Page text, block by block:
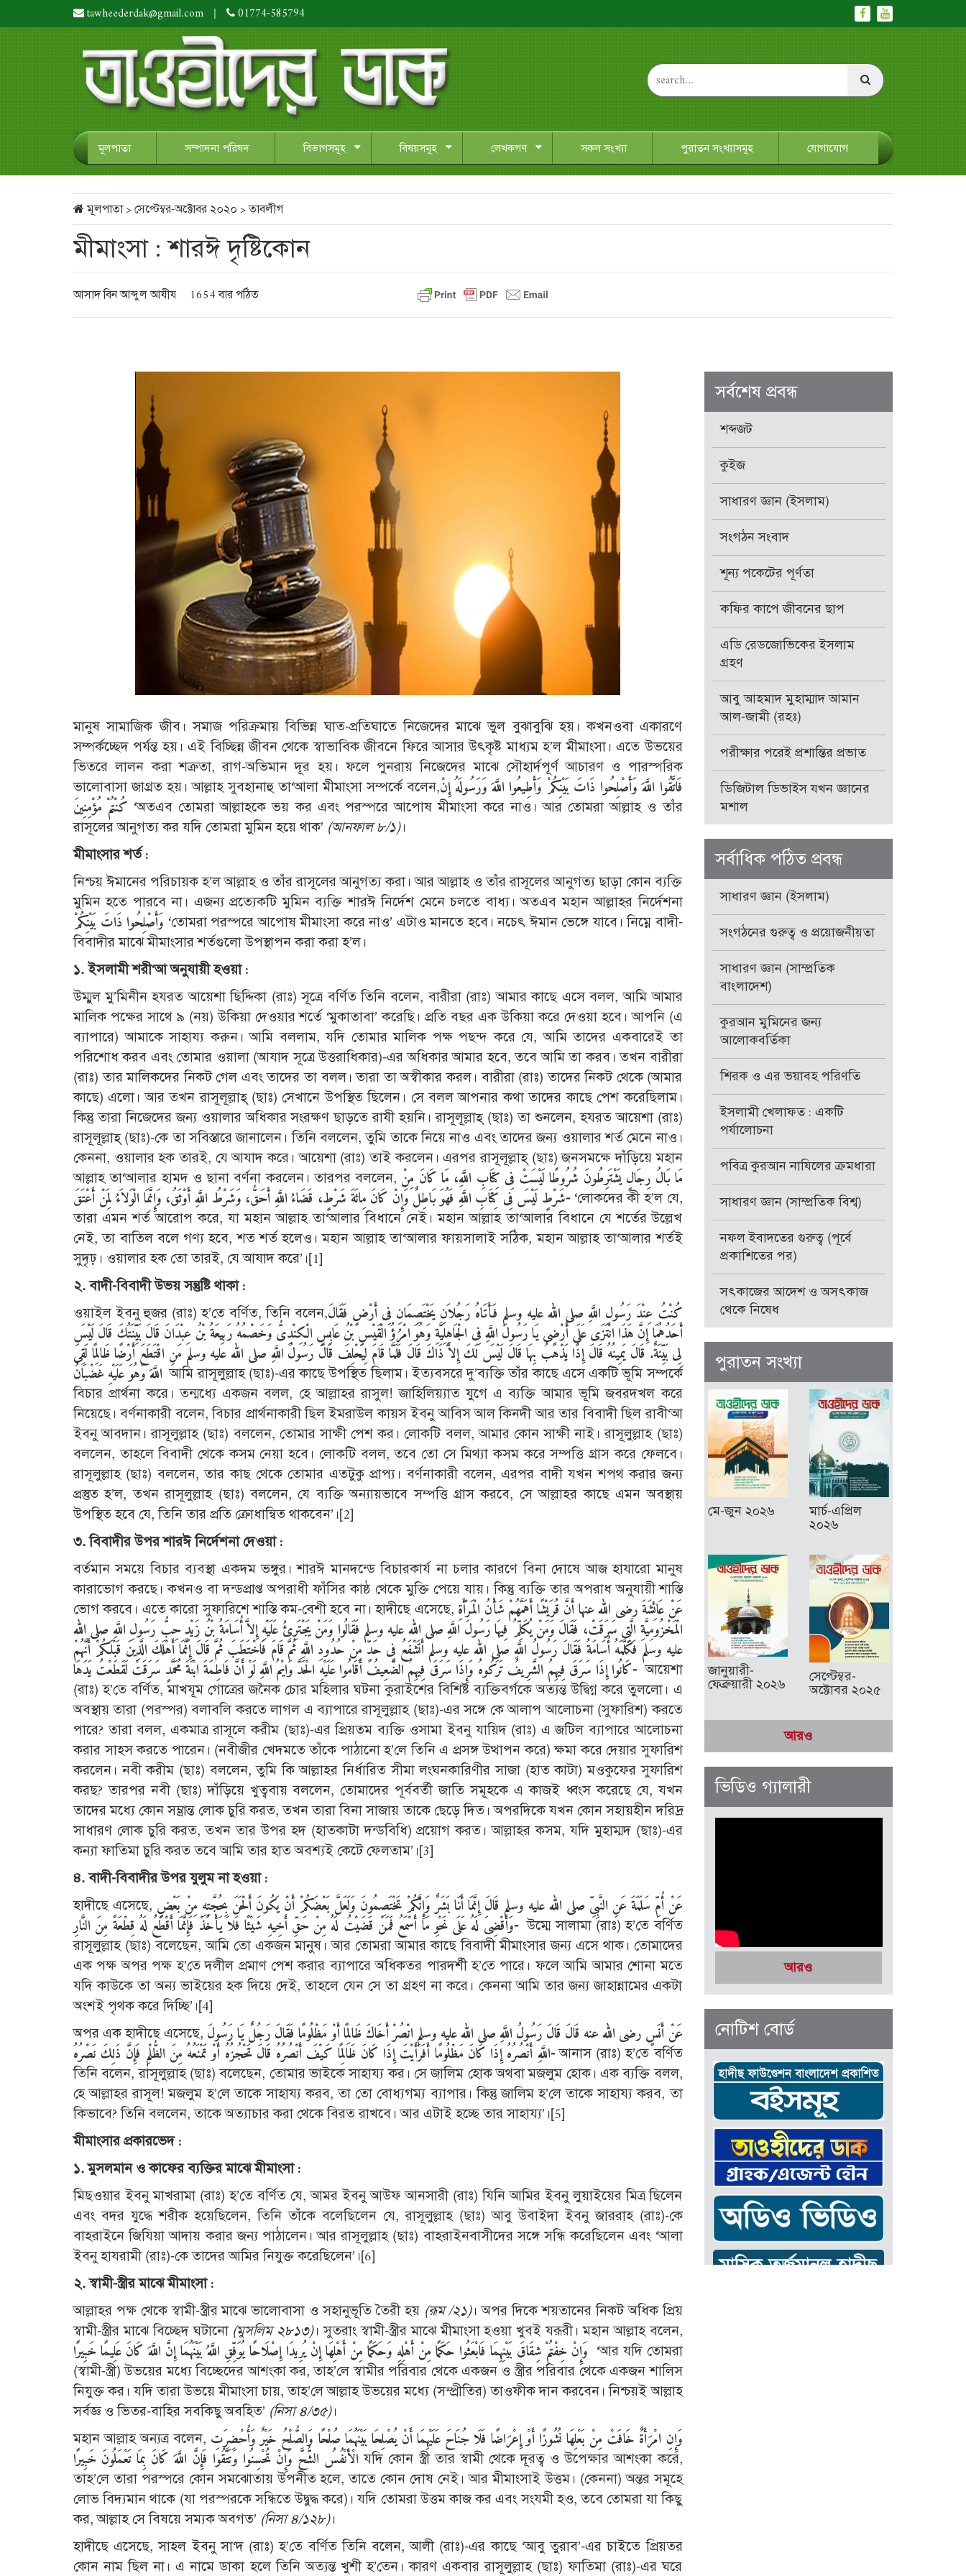
tawheederdak@gmail.com | 01774-585794
মূলপাতা সম্পাদনা পরিষদ বিভাগসমূহ বিষয়সমূহ লেখকগণ সকল সংখ্যা পুরাতন সংখ্যাসমূহ যোগাযোগ
মূলপাতা> সেপ্টেম্বর-অক্টোবর ২০২০ > তাবলীগ
মীমাংসা : শারঈ দৃষ্টিকোন
আসাদ বিন আব্দুল আযীয 1654 বার পঠিত
মানুষ সামাজিক জীব। সমাজ পরিক্রমায় বিভিন্ন ঘাত-প্রতিঘাতে নিজেদের মাঝে ভুল বুঝাবুঝি হয়। কখনওবা একারণে
সম্পর্কচ্ছেদ পর্যন্ত হয়। এই বিচ্ছিন্ন জীবন থেকে স্বাভাবিক জীবনে ফিরে আসার উৎকৃষ্ট মাধ্যম হ’ল মীমাংসা। এতে উভয়ের
ভিতরে লালন করা শত্রুতা, রাগ-অভিমান দূর হয়। ফলে পুনরায় নিজেদের মাঝে সৌহার্দপূর্ণ আচারণ ও পারস্পরিক
ভালোবাসা জাগ্রত হয়। আল্লাহ সুবহানাহু তা‘আলা মীমাংসা সম্পর্কে বলেন,فَاتَّقُوا اللَّهَ وَأَصْلِحُوا ذَاتَ بَيْنِكُمْ وَأَطِيعُوا اللَّهَ وَرَسُولَهُ إِنْ
كُنْتُمْ مُؤْمِنِينَ ‘অতএব তোমরা আল্লাহকে ভয় কর এবং পরস্পরে আপোষ মীমাংসা করে নাও। আর তোমরা আল্লাহ ও তাঁর
রাসূলের আনুগত্য কর যদি তোমরা মুমিন হয়ে থাক’ (আনফাল ৮/১)।
মীমাংসার শর্ত :
নিশ্চয় ঈমানের পরিচায়ক হ’ল আল্লাহ ও তাঁর রাসূলের আনুগত্য করা। আর আল্লাহ ও তাঁর রাসূলের আনুগত্য ছাড়া কোন ব্যক্তি
মুমিন হতে পারবে না। এজন্য প্রত্যেকটি মুমিন ব্যক্তি শারঈ নির্দেশ মেনে চলতে বাধ্য। অতএব মহান আল্লাহর নির্দেশনা
‘তোমরা পরস্পরে আপোষ মীমাংসা করে নাও’ এটাও মানতে হবে। নচেৎ ঈমান ভেঙ্গে যাবে। নিম্নে বাদী-
বিবাদীর মাঝে মীমাংসার শর্তগুলো উপস্থাপন করা করা হ’ল।
১. ইসলামী শরী‘আ অনুযায়ী হওয়া :
উম্মুল মু’মিনীন হযরত আয়েশা ছিদ্দিকা (রাঃ) সূত্রে বর্ণিত তিনি বলেন, বারীরা (রাঃ) আমার কাছে এসে বলল, আমি আমার
মালিক পক্ষের সাথে ৯ (নয়) উকিয়া দেওয়ার শর্তে ‘মুকাতাবা’ করেছি। প্রতি বছর এক উকিয়া করে দেওয়া হবে। আপনি (এ
ব্যাপারে) আমাকে সাহায্য করুন। আমি বললাম, যদি তোমার মালিক পক্ষ পছন্দ করে যে, আমি তাদের একবারেই তা
পরিশোধ করব এবং তোমার ওয়ালা (আযাদ সূত্রে উত্তরাধিকার)-এর অধিকার আমার হবে, তবে আমি তা করব। তখন বারীরা
(রাঃ) তার মালিকদের নিকট গেল এবং তাদের তা বলল। তারা তা অস্বীকার করল। বারীরা (রাঃ) তাদের নিকট থেকে (আমার
কাছে) এলো। আর তখন রাসূলূল্লাহ্ (ছাঃ) সেখানে উপস্থিত ছিলেন। সে বলল আপনার কথা তাদের কাছে পেশ করেছিলাম।
কিন্তু তারা নিজেদের জন্য ওয়ালার অধিকার সংরক্ষণ ছাড়তে রাযী হয়নি। রাসূলূল্লাহ্ (ছাঃ) তা শুনলেন, হযরত আয়েশা (রাঃ)
রাসূলূল্লাহ্ (ছাঃ)-কে তা সবিস্তারে জানালেন। তিনি বললেন, তুমি তাকে নিয়ে নাও এবং তাদের জন্য ওয়ালার শর্ত মেনে নাও।
কেননা, ওয়ালার হক তারই, যে আযাদ করে। আয়েশা (রাঃ) তাই করলেন। এরপর রাসূলূল্লাহ্ (ছাঃ) জনসমক্ষে দাঁড়িয়ে মহান
আল্লাহ তা‘আলার হামদ ও ছানা বর্ণনা করলেন। তারপর বললেন, مَا بَالُ رِجَالٍ يَشْتَرِطُونَ شُرُوطًا لَيْسَتْ فِى كِتَابِ اللَّهِ، مَا كَانَ مِنْ
شَرْطٍ لَيْسَ فِى كِتَابِ اللَّهِ فَهُوَ بَاطِلٌ وَإِنْ كَانَ مِائَةَ شَرْطٍ، قَضَاءُ اللَّهِ أَحَقُّ، وَشَرْطُ اللَّهِ أَوْثَقُ، وَإِنَّمَا الْوَلاَءُ لِمَنْ أَعْتَقَ- ‘লোকদের কী হ’ল যে,
তারা এমন শর্ত আরোপ করে, যা মহান আল্লাহ তা‘আলার বিধানে নেই। মহান আল্লাহ তা‘আলার বিধানে যে শর্তের উল্লেখ
নেই, তা বাতিল বলে গণ্য হবে, শত শর্ত হলেও। মহান আল্লাহ তা‘আলার ফায়সালাই সঠিক, মহান আল্লাহ তা‘আলার শর্তই
সুদৃঢ়। ওয়ালার হক তো তারই, যে আযাদ করে’।[1]
২. বাদী-বিবাদী উভয় সন্তুষ্টি থাকা :
ওয়াইল ইবনু হুজর (রাঃ) হ’তে বর্ণিত, তিনি বলেন,كُنْتُ عِنْدَ رَسُولِ اللَّهِ صلى الله عليه وسلم فَأَتَاهُ رَجُلاَنِ يَخْتَصِمَانِ فِى أَرْضٍ فَقَالَ
أَحَدُهُمَا إِنَّ هَذَا انْتَزَى عَلَى أَرْضِى يَا رَسُولَ اللَّهِ فِى الْجَاهِلِيَّةِ وَهُوَ امْرُؤُ الْقَيْسِ بْنُ عَابِسٍ الْكِنْدِىُّ وَخَصْمُهُ رَبِيعَةُ بْنُ عِبْدَانَ قَالَ بَيِّنَتُكَ قَالَ لَيْسَ
لِى بَيِّنَةٌ. قَالَ يَمِينُهُ قَالَ إِذًا يَذْهَبُ بِهَا قَالَ لَيْسَ لَكَ إِلاَّ ذَاكَ قَالَ فَلَمَّا قَامَ لِيَحْلِفَ قَالَ رَسُولُ اللَّهِ صلى الله عليه وسلم مَنِ اقْتَطَعَ أَرْضًا ظَالِمًا لَقِىَ
আমি রাসূলুল্লাহ (ছাঃ)-এর কাছে উপস্থিত ছিলাম। ইত্যবসরে দু’ব্যক্তি তাঁর কাছে এসে একটি ভূমি সম্পর্কে
বিচার প্রার্থনা করে। তন্মধ্যে একজন বলল, হে আল্লাহর রাসুল! জাহিলিয়্যাত যুগে এ ব্যক্তি আমার ভূমি জবরদখল করে
নিয়েছে। বর্ণনাকারী বলেন, বিচার প্রার্থনাকারী ছিল ইমরাউল কায়স ইবনু আবিস আল কিনদী আর তার বিবাদী ছিল রাবী‘আ
ইবনু আবদান। রাসূলুল্লাহ (ছাঃ) বললেন, তোমার সাক্ষী পেশ কর। লোকটি বলল, আমার কোন সাক্ষী নাই। রাসূলুল্লাহ (ছাঃ)
বললেন, তাহলে বিবাদী থেকে কসম নেয়া হবে। লোকটি বলল, তবে তো সে মিথ্যা কসম করে সম্পত্তি গ্রাস করে ফেলবে।
রাসূলুল্লাহ (ছাঃ) বললেন, তার কাছ থেকে তোমার এতটুকু প্রাপ্য। বর্ণনাকারী বলেন, এরপর বাদী যখন শপথ করার জন্য
প্রস্তুত হ’ল, তখন রাসূলুল্লাহ (ছাঃ) বললেন, যে ব্যক্তি অন্যায়ভাবে সম্পত্তি গ্রাস করবে, সে আল্লাহর কাছে এমন অবস্থায়
উপস্থিত হবে যে, তিনি তার প্রতি ক্রোধান্বিত থাকবেন’।[2]
৩. বিবাদীর উপর শারঈ নির্দেশনা দেওয়া :
বর্তমান সময়ে বিচার ব্যবস্থা একদম ভঙ্গুর। শারঈ মানদন্ডে বিচারকার্য না চলার কারণে বিনা দোষে আজ হাযারো মানুষ
কারাভোগ করছে। কখনও বা দন্ডপ্রাপ্ত অপরাধী ফাঁসির কাষ্ঠ থেকে মুক্তি পেয়ে যায়। কিন্তু ব্যক্তি তার অপরাধ অনুযায়ী শাস্তি
ভোগ করবে। এতে কারো সুফারিশে শাস্তি কম-বেশী হবে না। হাদীছে এসেছে, عَنْ عَائِشَةَ رضى الله عنها أَنَّ قُرَيْشًا أَهَمَّهُمْ شَأْنُ الْمَرْأَةِ
الْمَخْزُومِيَّةِ الَّتِى سَرَقَتْ، فَقَالَ وَمَنْ يُكَلِّمُ فِيهَا رَسُولَ اللَّهِ صلى الله عليه وسلم فَقَالُوا وَمَنْ يَجْتَرِئُ عَلَيْهِ إِلاَّ أُسَامَةُ بْنُ زَيْدٍ حِبُّ رَسُولِ اللَّهِ صلى الله
عليه وسلم فَكَلَّمَهُ أُسَامَةُ فَقَالَ رَسُولُ اللَّهِ صلى الله عليه وسلم أَتَشْفَعُ فِى حَدٍّ مِنْ حُدُودِ اللَّهِ ثُمَّ قَامَ فَاخْتَطَبَ ثُمَّ قَالَ إِنَّمَا أَهْلَكَ الَّذِينَ قَبْلَكُمْ أَنَّهُمْ
كَانُوا إِذَا سَرَقَ فِيهِمُ الشَّرِيفُ تَرَكُوهُ وَإِذَا سَرَقَ فِيهِمُ الضَّعِيفُ أَقَامُوا عَلَيْهِ الْحَدَّ وَايْمُ اللَّهِ لَوْ أَنَّ فَاطِمَةَ ابْنَةَ مُحَمَّدٍ سَرَقَتْ لَقَطَعْتُ يَدَهَا- আয়েশা
(রাঃ) হ’তে বর্ণিত, মাখযূম গোত্রের জনৈক চোর মহিলার ঘটনা কুরাইশের বিশিষ্ট ব্যক্তিবর্গকে অত্যন্ত উদ্বিগ্ন করে তুললো। এ
অবস্থায় তারা (পরস্পর) বলাবলি করতে লাগল এ ব্যাপারে রাসূলুল্লাহ (ছাঃ)-এর সঙ্গে কে আলাপ আলোচনা (সুফারিশ) করতে
পারে? তারা বলল, একমাত্র রাসূলে করীম (ছাঃ)-এর প্রিয়তম ব্যক্তি ওসামা ইবনু যায়িদ (রাঃ) এ জটিল ব্যাপারে আলোচনা
করার সাহস করতে পারেন। (নবীজীর খেদমতে তাঁকে পাঠানো হ’লে তিনি এ প্রসঙ্গ উত্থাপন করে) ক্ষমা করে দেয়ার সুফারিশ
করলেন। নবী করীম (ছাঃ) বললেন, তুমি কি আল্লাহর নির্ধারিত সীমা লংঘনকারিণীর সাজা (হাত কাটা) মওকুফের সুফারিশ
করছ? তারপর নবী (ছাঃ) দাঁড়িয়ে খুত্ববায় বললেন, তোমাদের পূর্ববর্তী জাতি সমূহকে এ কাজই ধ্বংস করেছে যে, যখন
তাদের মধ্যে কোন সম্ভ্রান্ত লোক চুরি করত, তখন তারা বিনা সাজায় তাকে ছেড়ে দিত। অপরদিকে যখন কোন সহায়হীন দরিদ্র
সাধারণ লোক চুরি করত, তখন তার উপর হদ (হাতকাটা দন্ডবিধি) প্রয়োগ করত। আল্লাহর কসম, যদি মুহাম্মদ (ছাঃ)-এর
কন্যা ফাতিমা চুরি করত তবে আমি তার হাত অবশ্যই কেটে ফেলতাম’।[3]
৪. বাদী-বিবাদীর উপর যুলুম না হওয়া :
হাদীছে এসেছে, عَنْ أُمِّ سَلَمَةَ عَنِ النَّبِىِّ صلى الله عليه وسلم قَالَ إِنَّمَا أَنَا بَشَرٌ وَإِنَّكُمْ تَخْتَصِمُونَ وَلَعَلَّ بَعْضَكُمْ أَنْ يَكُونَ أَلْحَنَ بِحُجَّتِهِ مِنْ بَعْضٍ
وَأَقْضِىَ لَهُ عَلَى نَحْوِ مَا أَسْمَعُ فَمَنْ قَضَيْتُ لَهُ مِنْ حَقِّ أَخِيهِ شَيْئًا فَلاَ يَأْخُذْ فَإِنَّمَا أَقْطَعُ لَهُ قِطْعَةً مِنَ النَّارِ- উম্মে সালামা (রাঃ) হ’তে বর্ণিত
রাসূলুল্লাহ (ছাঃ) বলেছেন, আমি তো একজন মানুষ। আর তোমরা আমার কাছে বিবাদী মীমাংসার জন্য এসে থাক। তোমাদের
এক পক্ষ অপর পক্ষ হ’তে দলীল প্রমাণ পেশ করার ব্যাপারে অধিকতর পারদর্শী হ’তে পারে। ফলে আমি আমার শোনা মতে
যদি কাউকে তা অন্য ভাইয়ের হক দিয়ে দেই, তাহলে যেন সে তা গ্রহণ না করে। কেননা আমি তার জন্য জাহান্নামের একটা
অংশই পৃথক করে দিচ্ছি’।[4]
অপর এক হাদীছে এসেছে, عَنْ أَنَسٍ رضى الله عنه قَالَ قَالَ رَسُولُ اللَّهِ صلى الله عليه وسلم انْصُرْ أَخَاكَ ظَالِمًا أَوْ مَظْلُومًا فَقَالَ رَجُلٌ يَا رَسُولَ
اللَّهِ أَنْصُرُهُ إِذَا كَانَ مَظْلُومًا أَفَرَأَيْتَ إِذَا كَانَ ظَالِمًا كَيْفَ أَنْصُرُهُ قَالَ تَحْجُزُهُ أَوْ تَمْنَعُهُ مِنَ الظُّلْمِ فَإِنَّ ذَلِكَ نَصْرُهُ-আনাস (রাঃ) হ’তে বর্ণিত
তিনি বলেন, রাসূলুল্লাহ (ছাঃ) বলেছেন, তোমার ভাইকে সাহায্য কর। সে জালিম হোক অথবা মজলুম হোক। এক ব্যক্তি বলল,
হে আল্লাহর রাসূল! মজলুম হ’লে তাকে সাহায্য করব, তা তো বোধ্যগম্য ব্যাপার। কিন্তু জালিম হ’লে তাকে সাহায্য করব, তা
কিভাবে? তিনি বললেন, তাকে অত্যাচার করা থেকে বিরত রাখবে। আর এটাই হচ্ছে তার সাহায্য’।[5]
মীমাংসার প্রকারভেদ :
১. মুসলমান ও কাফের ব্যক্তির মাঝে মীমাংসা :
মিছওয়ার ইবনু মাখরামা (রাঃ) হ’তে বর্ণিত যে, আমর ইবনু আউফ আনসারী (রাঃ) যিনি আমির ইবনু লুয়াইয়ের মিত্র ছিলেন
এবং বদর যুদ্ধে শরীক হয়েছিলেন, তিনি তাঁকে বলেছিলেন যে, রাসূলুল্লাহ (ছাঃ) আবু উবাইদা ইবনু জাররাহ (রাঃ)-কে
বাহরাইনে জিযিয়া আদায় করার জন্য পাঠালেন। আর রাসূলুল্লাহ (ছাঃ) বাহরাইনবাসীদের সঙ্গে সন্ধি করেছিলেন এবং ‘আলা
ইবনু হাযরামী (রাঃ)-কে তাদের আমির নিযুক্ত করেছিলেন’।[6]
২. স্বামী-স্ত্রীর মাঝে মীমাংসা :
আল্লাহর পক্ষ থেকে স্বামী-স্ত্রীর মাঝে ভালোবাসা ও সহানুভূতি তৈরী হয় (রূম /২১)। অপর দিকে শয়তানের নিকট অধিক প্রিয়
স্বামী-স্ত্রীর মাঝে বিচ্ছেদ ঘটানো (মুসলিম ২৮১৩)। সুতরাং স্বামী-স্ত্রীর মাঝে মীমাংসা হওয়া খুবই যরূরী। মহান আল্লাহ বলেন,
‘আর যদি তোমরা
(স্বামী-স্ত্রী) উভয়ের মধ্যে বিচ্ছেদের আশংকা কর, তাহ’লে স্বামীর পরিবার থেকে একজন ও স্ত্রীর পরিবার থেকে একজন শালিস
নিযুক্ত কর। যদি তারা উভয়ে মীমাংসা চায়, তাহ’লে আল্লাহ উভয়ের মধ্যে (সম্প্রীতির) তাওফীক দান করবেন। নিশ্চয়ই আল্লাহ
সর্বজ্ঞ ও ভিতর-বাহির সবকিছু অবহিত’ (নিসা ৪/৩৫)।
মহান আল্লাহ অন্যত্র বলেন, وَإِنِ امْرَأَةٌ خَافَتْ مِنْ بَعْلِهَا نُشُوزًا أَوْ إِعْرَاضًا فَلَا جُنَاحَ عَلَيْهِمَا أَنْ يُصْلِحَا بَيْنَهُمَا صُلْحًا وَالصُّلْحُ خَيْرٌ وَأُحْضِرَتِ
الْأَنْفُسُ الشُّحَّ وَإِنْ تُحْسِنُوا وَتَتَّقُوا فَإِنَّ اللَّهَ كَانَ بِمَا تَعْمَلُونَ خَبِيرًا যদি কোন স্ত্রী তার স্বামী থেকে দূরত্ব ও উপেক্ষার আশংকা করে,
তাহ’লে তারা পরস্পরে কোন সমঝোতায় উপনীত হলে, তাতে কোন দোষ নেই। আর মীমাংসাই উত্তম। (কেননা) অন্তর সমূহে
লোভ বিদ্যমান থাকে (যা পরস্পরকে সন্ধিতে উদ্বুদ্ধ করে)। যদি তোমরা উত্তম কাজ কর এবং সংযমী হও, তবে তোমরা যা কিছু
কর, আল্লাহ সে বিষয়ে সম্যক অবগত’ (নিসা ৪/১২৮)।
হাদীছে এসেছে, সাহল ইবনু সা‘দ (রাঃ) হ’তে বর্ণিত তিনি বলেন, আলী (রাঃ)-এর কাছে ‘আবু তুরাব’-এর চাইতে প্রিয়তর
কোন নাম ছিল না। এ নামে ডাকা হলে তিনি অত্যন্ত খুশী হ’তেন। কারণ একবার রাসূলুল্লাহ (ছাঃ) ফাতিমা (রাঃ)-এর ঘরে
সর্বশেষ প্রবন্ধ
শব্দজট
কুইজ
সাধারণ জ্ঞান (ইসলাম)
সংগঠন সংবাদ
শূন্য পকেটের পূর্ণতা
কফির কাপে জীবনের ছাপ
এডি রেডজোভিকের ইসলাম
গ্রহণ
আবু আহমাদ মুহাম্মাদ আমান
আল-জামী (রহঃ)
পরীক্ষার পরেই প্রশান্তির প্রভাত
ডিজিটাল ডিভাইস যখন জ্ঞানের
মশাল
সর্বাধিক পঠিত প্রবন্ধ
সাধারণ জ্ঞান (ইসলাম)
সংগঠনের গুরুত্ব ও প্রয়োজনীয়তা
সাধারণ জ্ঞান (সাম্প্রতিক
বাংলাদেশ)
কুরআন মুমিনের জন্য
আলোকবর্তিকা
শিরক ও এর ভয়াবহ পরিণতি
ইসলামী খেলাফত : একটি
পর্যালোচনা
পবিত্র কুরআন নাযিলের ক্রমধারা
সাধারণ জ্ঞান (সাম্প্রতিক বিশ্ব)
নফল ইবাদতের গুরুত্ব (পূর্বে
প্রকাশিতের পর)
সৎকাজের আদেশ ও অসৎকাজ
থেকে নিষেধ
পুরাতন সংখ্যা
মে-জুন ২০২৬
মার্চ-এপ্রিল
২০২৬
জানুয়ারী-
ফেব্রুয়ারী ২০২৬
সেপ্টেম্বর-
অক্টোবর ২০২৫
আরও
ভিডিও গ্যালারী
আরও
নোটিশ বোর্ড